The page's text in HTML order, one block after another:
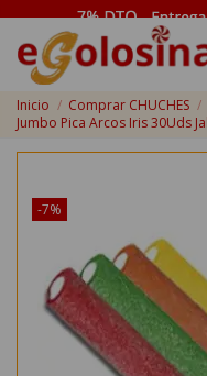
Inicio Comprar CHUCHES
Jumbo Pica Arcos Iris 30Uds
-7%